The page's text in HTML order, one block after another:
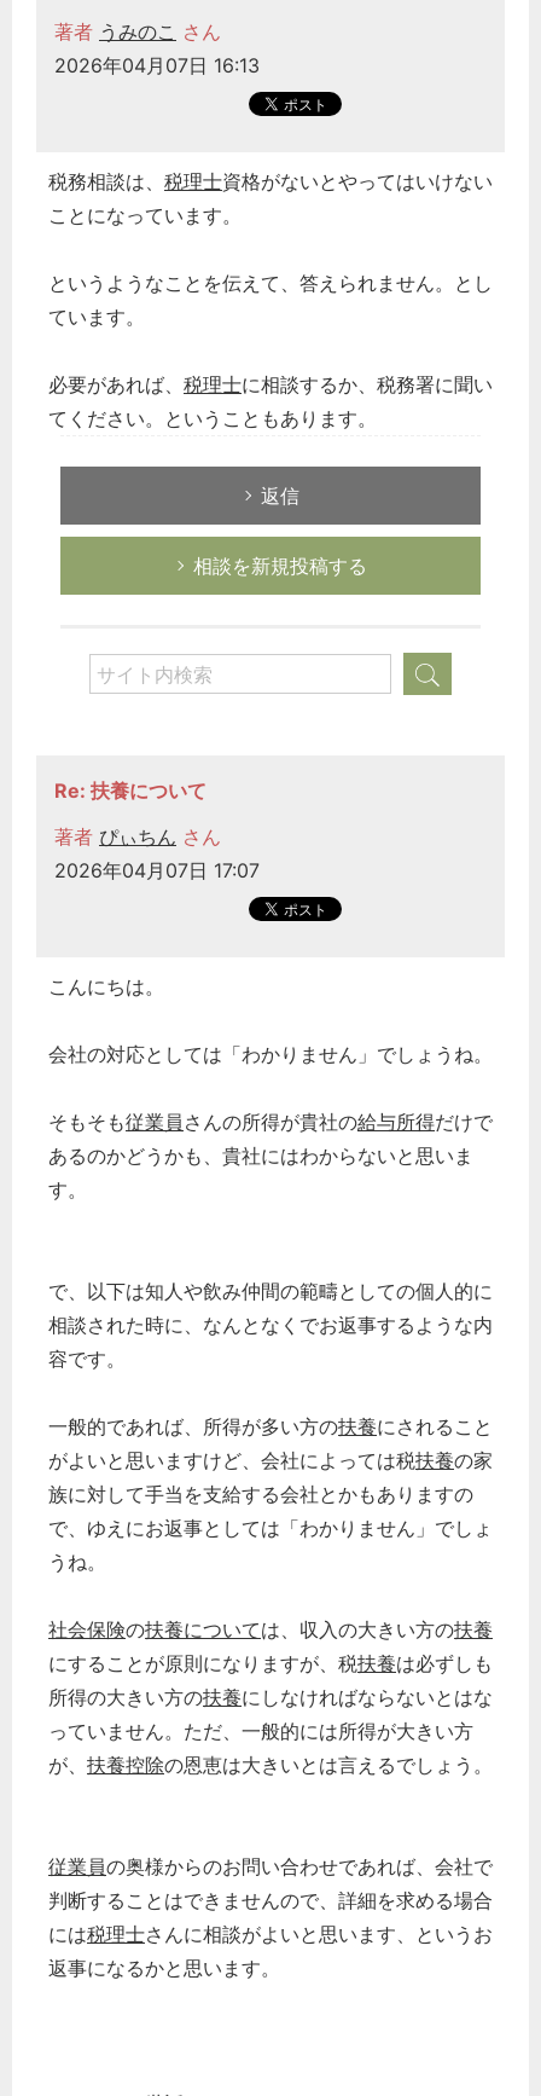
著者 うみのこ さん
2026年04月07日 16:13
税務相談は、 税理士資格がないとやってはいけない
ことになっています。
というようなことを伝えて、答えられません。とし
ています。
必要があれば、 税理士に相談するか、税務署に聞い
てください。ということもあります。
返信
相談を新規投稿する
Re: 扶養について
著者 ぴぃちん さん
2026年04月07日 17:07
こんにちは。
会社の対応としては「わかりません」でしょうね。
そもそも従業員 さんの所得が貴社の給与所得だけで
あるのかどうかも、貴社にはわからないと思いま
す。
で、以下は知人や飲み仲間の範疇としての個人的に
相談された時に、なんとなくでお返事するような内
容です。
一般的であれば、所得が多い方の扶養にされること
がよいと思いますけど、会社によっては税扶養の家
族に対して手当を支給する会社とかもありますの
で、ゆえにお返事としては「わかりません」でしょ
うね。
社会保険の扶養については、収入の大きい方の扶養
にすることが原則になりますが、税扶養は必ずしも
所得の大きい方の扶養にしなければならないとはな
っていません。ただ、一般的には所得が大きい方
が、 扶養控除の恩恵は大きいとは言えるでしょう。
従業員の奥様からのお問い合わせであれば、会社で
判断することはできませんので、詳細を求める場合
には税理士さんに相談がよいと思います、というお
返事になるかと思います。